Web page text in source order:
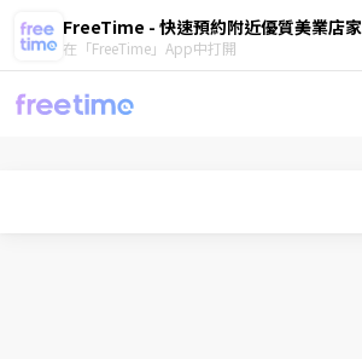
FreeTime - 快速預約附近優質美業店家
在「FreeTime」App中打開